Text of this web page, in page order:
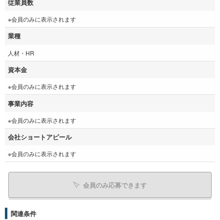
従業員数
※会員のみに表示されます
業種
人材・HR
資本金
※会員のみに表示されます
事業内容
※会員のみに表示されます
会社ショートアピール
※会員のみに表示されます
会員のみ応募できます
関連条件